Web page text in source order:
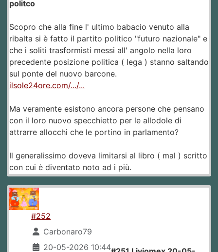
politco
Scopro che alla fine l' ultimo babacio venuto alla
ribalta si è fatto il partito politico "futuro nazionale" e
che i soliti trasformisti messi all' angolo nella loro
precedente posizione politica ( lega ) stanno saltando
sul ponte del nuovo barcone.
ilsole24ore.com/.../...
Ma veramente esistono ancora persone che pensano
con il loro nuovo specchietto per le allodole di
attrarre allocchi che le portino in parlamento?
Il generalissimo doveva limitarsi al libro ( mal ) scritto
con cui è diventato noto ad i più.
#252
Carbonaro79
20-05-2026 10:44